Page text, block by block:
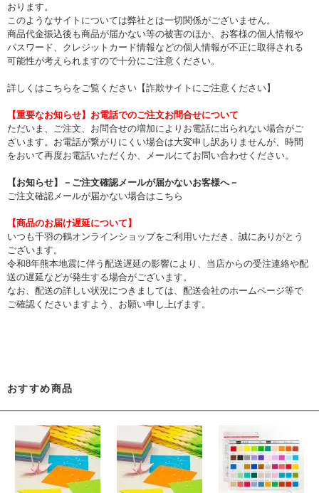
おります。
このようなサイトについては弊社とは一切関係がございません。
商品代金振込後も商品が届かない等の被害のほか、お客様の個人情報や
パスワード、クレジットカード情報などの個人情報が不正に取得される
可能性が考えられますので十分にご注意ください。
詳しくはこちらをご覧ください【詐欺サイトにご注意ください】
【重要なお知らせ】お電話でのご注文お問合せについて
ただいま、ご注文、お問合せの増加によりお電話に出られない場合がご
ざいます。お電話が繋がりにくい場合は大変申し訳ありませんが、時間
をおいて再度お電話いただくか、メールにてお問い合わせください。
【お知らせ】－ご注文確認メールが届かないお客様へ－
ご注文確認メールが届かない場合はこちら
【商品のお届け遅延について】
いつも千羽の鶴オンラインショップをご利用いただき、誠にありがとう
ございます。
令和8年熊本地震に伴う配送遅延の影響により、当店からの受注連絡や配
送の遅延などが発生する場合がございます。
なお、配送の詳しい状況につきましては、配送会社のホームページ等で
ご確認くださいますよう、お願い申し上げます。
おすすめ商品